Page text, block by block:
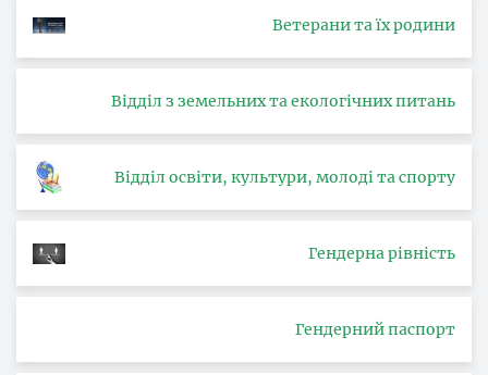
Ветерани та їх родини
Відділ з земельних та екологічних питань
Відділ освіти, культури, молоді та спорту
Гендерна рівність
Гендерний паспорт